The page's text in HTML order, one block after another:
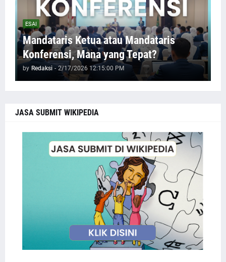
ESAI
Mandataris Ketua atau Mandataris
Konferensi, Mana yang Tepat?
by Redaksi - 2/17/2026 12:15:00 PM
JASA SUBMIT WIKIPEDIA